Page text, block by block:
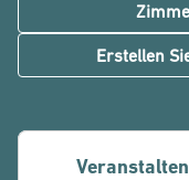
Erstellen